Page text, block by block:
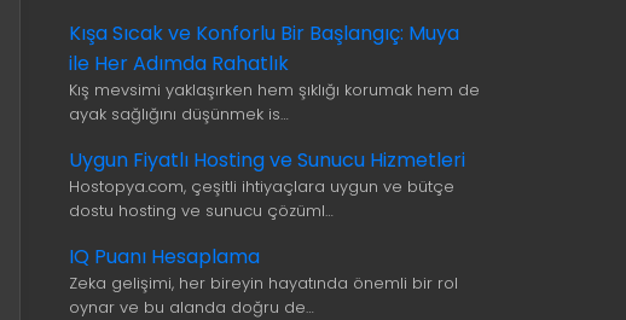
Kışa Sıcak ve Konforlu Bir Başlangıç: Muya
ile Her Adımda Rahatlık
Kış mevsimi yaklaşırken hem şıklığı korumak hem de
ayak sağlığını düşünmek is…
Uygun Fiyatlı Hosting ve Sunucu Hizmetleri
Hostopya.com, çeşitli ihtiyaçlara uygun ve bütçe
dostu hosting ve sunucu çözüml…
IQ Puanı Hesaplama
Zeka gelişimi, her bireyin hayatında önemli bir rol
oynar ve bu alanda doğru de…